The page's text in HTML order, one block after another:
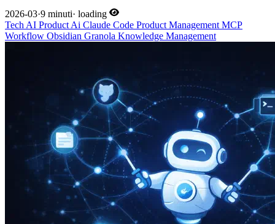
2026-03·9 minuti· loading
TechAI ProductAi Claude Code Product ManagementMCP
Workflow Obsidian Granola Knowledge Management